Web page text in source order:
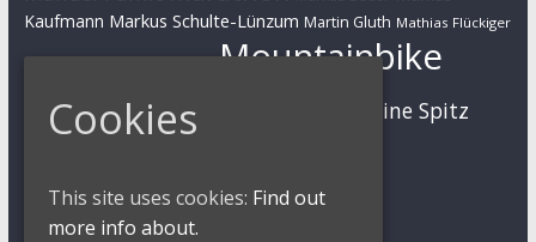
Kaufmann Markus Schulte-Lünzum Martin Gluth Mathias Flückiger
Max Brandl Moritz Milatz Mountainbike
MTB Nadine Rieder Sabine Spitz
Simon Stiebjahn
Impressum
Cookies
This site uses cookies: Find out
more info about.